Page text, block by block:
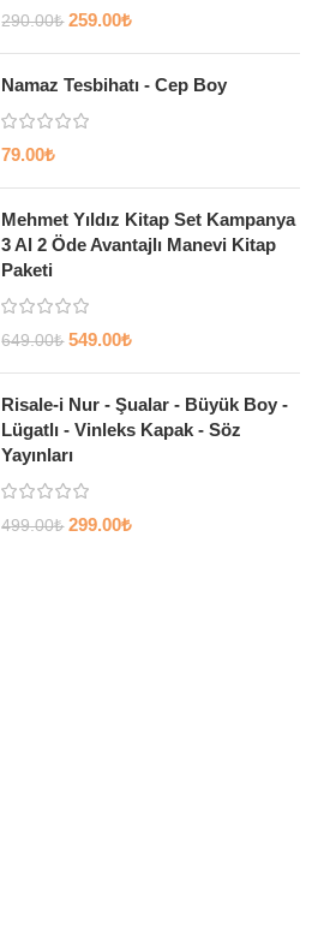
290.00₺ 259.00₺
Namaz Tesbihatı - Cep Boy
79.00₺
Mehmet Yıldız Kitap Set Kampanya
3 Al 2 Öde Avantajlı Manevi Kitap
Paketi
649.00₺ 549.00₺
Risale-i Nur - Şualar - Büyük Boy -
Lügatlı - Vinleks Kapak - Söz
Yayınları
499.00₺ 299.00₺